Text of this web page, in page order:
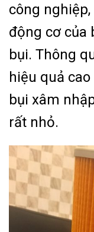
công
động cơ của
bụi. Thông
hiệu quả
bụi xâm
rất nhỏ.